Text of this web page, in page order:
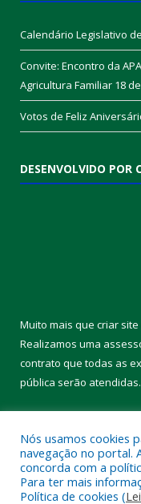
Calendário Legislativo
Convite: Encontro da
Agricultura Familiar 18
Votos de Feliz
DESENVOLVIDO POR
Muito mais que criar site
Realizamos uma
contrato que todas as
pública serão atendidas.
Nós usamos cookies
navegação no portal.
concorda com a
Para ter mais
Política de cookies (